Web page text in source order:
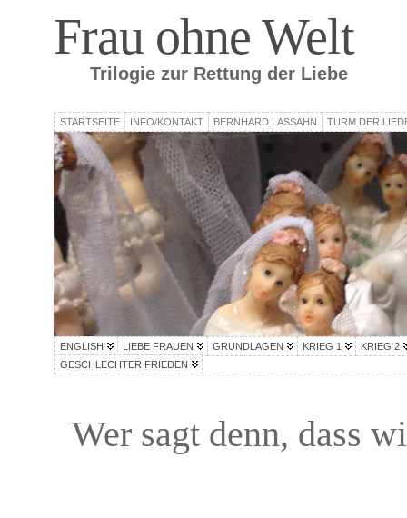
Frau ohne Welt
Trilogie zur Rettung der Liebe
STARTSEITE INFO/KONTAKT BERNHARD LASSAHN TURM DER
ENGLISH LIEBE FRAUEN GRUNDLAGEN KRIEG 1
KRIEG 2
GESCHLECHTER FRIEDEN
Wer sagt denn, dass